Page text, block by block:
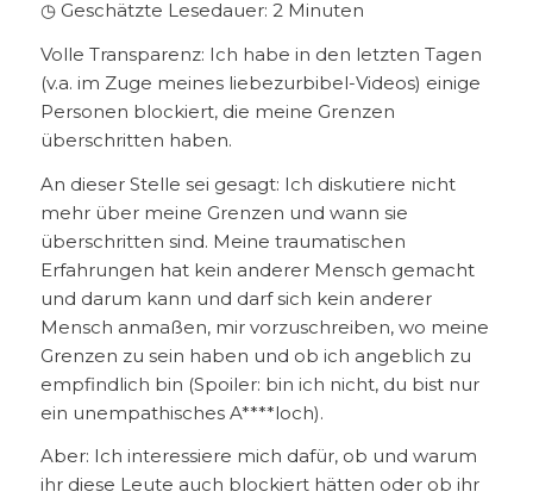
◷ Geschätzte Lesedauer: 2 Minuten
Volle Transparenz: Ich habe in den letzten Tagen
(v.a. im Zuge meines liebezurbibel-Videos) einige
Personen blockiert, die meine Grenzen
überschritten haben.
An dieser Stelle sei gesagt: Ich diskutiere nicht
mehr über meine Grenzen und wann sie
überschritten sind. Meine traumatischen
Erfahrungen hat kein anderer Mensch gemacht
und darum kann und darf sich kein anderer
Mensch anmaßen, mir vorzuschreiben, wo meine
Grenzen zu sein haben und ob ich angeblich zu
empfindlich bin (Spoiler: bin ich nicht, du bist nur
ein unempathisches A****loch).
Aber: Ich interessiere mich dafür, ob und warum
ihr diese Leute auch blockiert hätten oder ob ihr